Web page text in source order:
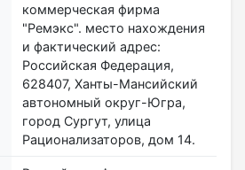
коммерческая фирма
"Ремэкс". место нахождения
и фактический адрес:
Российская Федерация,
628407, Ханты-Мансийский
автономный округ-Югра,
город Сургут, улица
Рационализаторов, дом 14.